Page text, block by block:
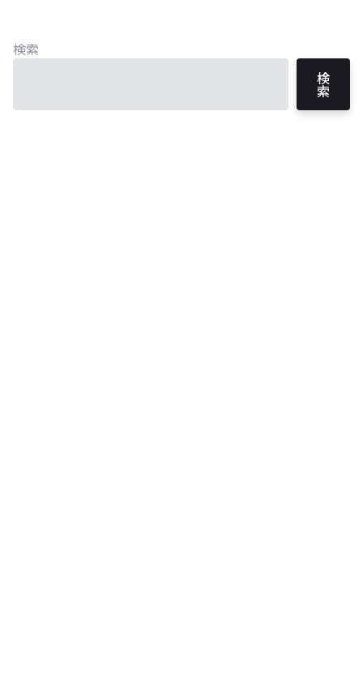
検索
検
索